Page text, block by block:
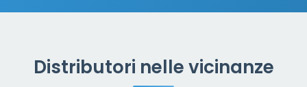
Distributori nelle vicinanze